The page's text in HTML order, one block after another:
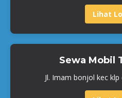
Lihat
Sewa Mobil
Jl. Imam bonjol kec